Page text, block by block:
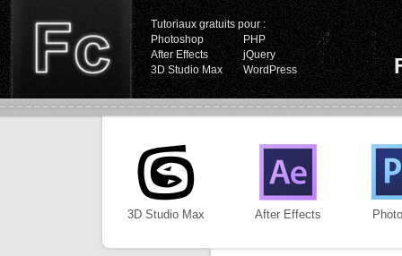
Tutoriaux gratuits pour :
Photoshop
PHP
After Effects
jQuery
3D Studio Max
WordPress
3D Studio Max After Effects